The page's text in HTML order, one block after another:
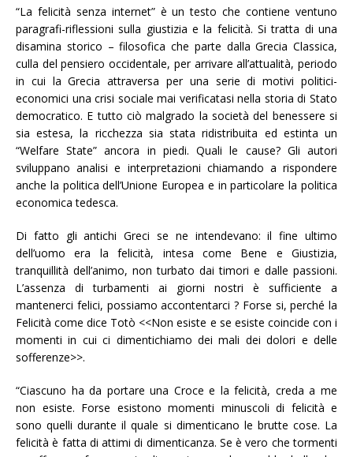
“La felicità senza internet” è un testo che contiene ventuno
paragrafi-riflessioni sulla giustizia e la felicità. Si tratta di una
disamina storico – filosofica che parte dalla Grecia Classica,
culla del pensiero occidentale, per arrivare all’attualità, periodo
in cui la Grecia attraversa per una serie di motivi politici-
economici una crisi sociale mai verificatasi nella storia di Stato
democratico. E tutto ciò malgrado la società del benessere si
sia estesa, la ricchezza sia stata ridistribuita ed estinta un
“Welfare State” ancora in piedi. Quali le cause? Gli autori
sviluppano analisi e interpretazioni chiamando a rispondere
anche la politica dell’Unione Europea e in particolare la politica
economica tedesca.
Di fatto gli antichi Greci se ne intendevano: il fine ultimo
dell’uomo era la felicità, intesa come Bene e Giustizia,
tranquillità dell’animo, non turbato dai timori e dalle passioni.
L’assenza di turbamenti ai giorni nostri è sufficiente a
mantenerci felici, possiamo accontentarci ? Forse si, perché la
Felicità come dice Totò <<Non esiste e se esiste coincide con i
momenti in cui ci dimentichiamo dei mali dei dolori e delle
sofferenze>>.
“Ciascuno ha da portare una Croce e la felicità, creda a me
non esiste. Forse esistono momenti minuscoli di felicità e
sono quelli durante il quale si dimenticano le brutte cose. La
felicità è fatta di attimi di dimenticanza. Se è vero che tormenti